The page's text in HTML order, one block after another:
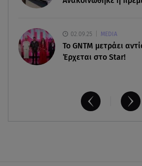
02.09.25 MEDIA
Το GNTM μετράει
Έρχεται στο Star!